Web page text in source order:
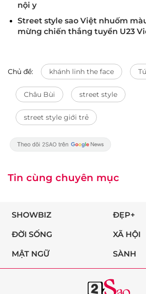
nội y
Street style sao Việt nhuốm
mừng chiến thắng tuyển U23
Chủ đề: khánh linh the face
Châu Bùi street style
street style giới trẻ
Tin cùng chuyên mục
SHOWBIZ ĐẸP+
ĐỜI SỐNG XÃ HỘI
MẬT NGỮ SÀNH